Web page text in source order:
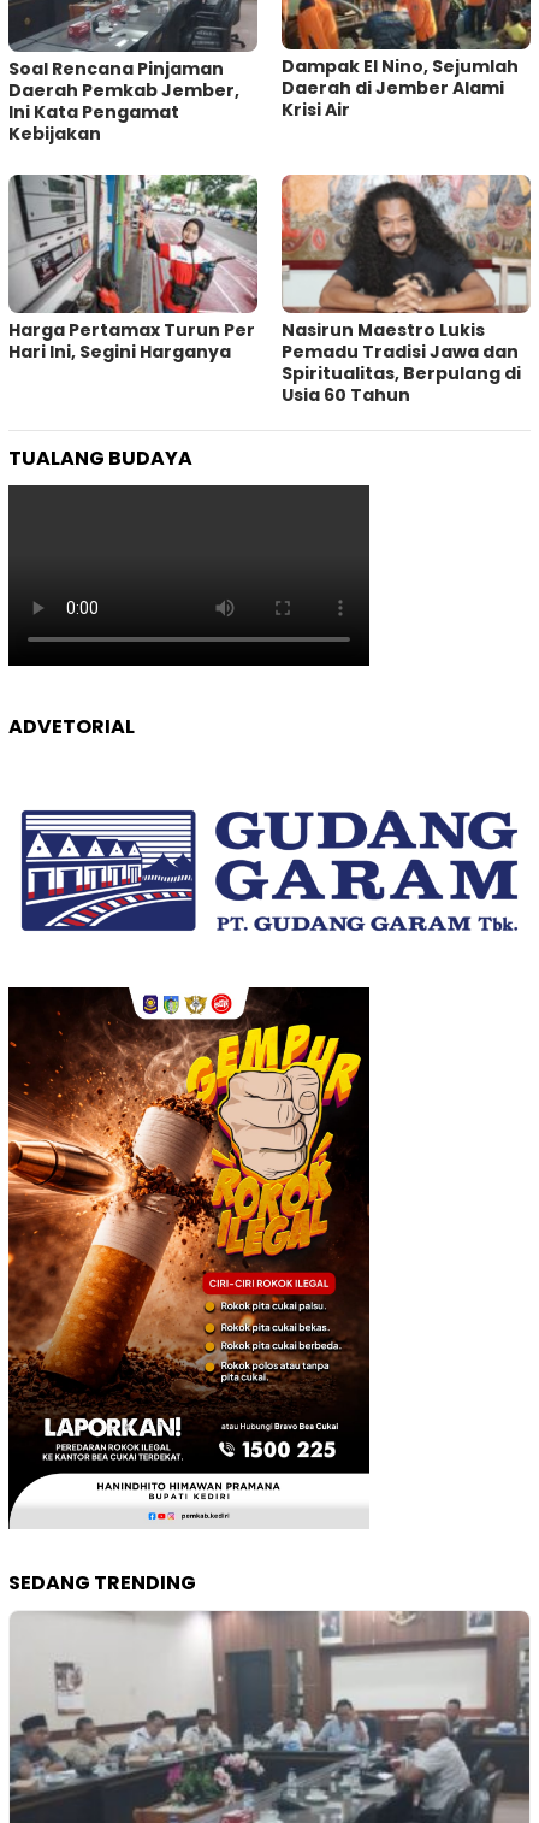
‎Soal Rencana Pinjaman
Daerah Pemkab Jember,
Ini Kata Pengamat
Kebijakan ‎
Dampak El Nino, Sejumlah
Daerah di Jember Alami
Krisi Air
Harga Pertamax Turun Per
Hari Ini, Segini Harganya
‎Nasirun Maestro Lukis
Pemadu Tradisi Jawa dan
Spiritualitas, Berpulang di
Usia 60 Tahun
TUALANG BUDAYA
ADVETORIAL
SEDANG TRENDING